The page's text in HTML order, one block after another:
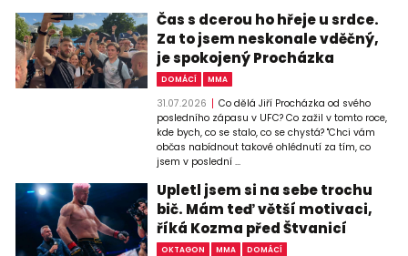
Čas s dcerou ho hřeje u srdce.
Za to jsem neskonale vděčný,
je spokojený Procházka
DOMÁCÍ MMA
31.07.2026
Co dělá Jiří Procházka od svého
posledního zápasu v UFC? Co zažil v tomto roce,
kde bych, co se stalo, co se chystá? "Chci vám
občas nabídnout takové ohlédnutí za tím, co
jsem v poslední ...
Upletl jsem si na sebe trochu
bič. Mám teď větší motivaci,
říká Kozma před Štvanicí
OKTAGON MMA DOMÁCÍ